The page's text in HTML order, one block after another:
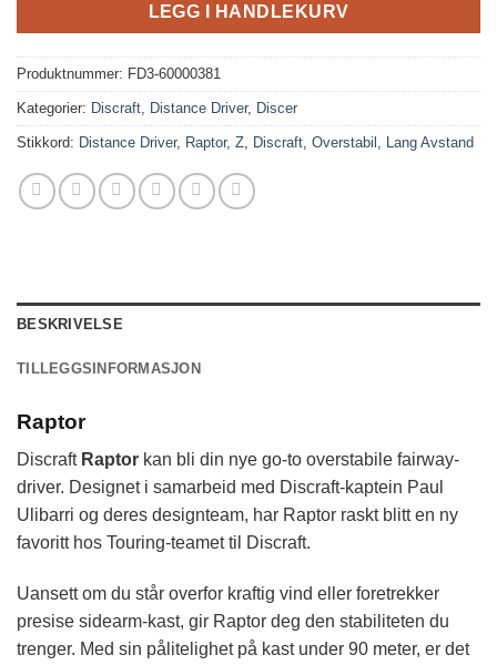
LEGG I HANDLEKURV
Produktnummer: FD3-60000381
Kategorier: Discraft Distance Driver, Discer
Stikkord: Distance Driver, Raptor, Z Discraft Overstabil Lang Avstand
BESKRIVELSE
TILLEGGSINFORMASJON
Raptor
Discraft Raptor kan bli din nye go-to overstabile fairway-
driver. Designet i samarbeid med Discraft-kaptein Paul
Ulibarri og deres designteam, har Raptor raskt blitt en ny
favoritt hos Touring-teamet til Discraft.
Uansett om du står overfor kraftig vind eller foretrekker
presise sidearm-kast, gir Raptor deg den stabiliteten du
trenger. Med sin pålitelighet på kast under 90 meter, er det